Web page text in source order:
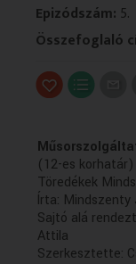
Epizódszám: 5.
Összefoglaló
(12-es korhatár)
Töredékek
Írta: Mindszenty
Sajtó alá
Attila
Szerkesztette: